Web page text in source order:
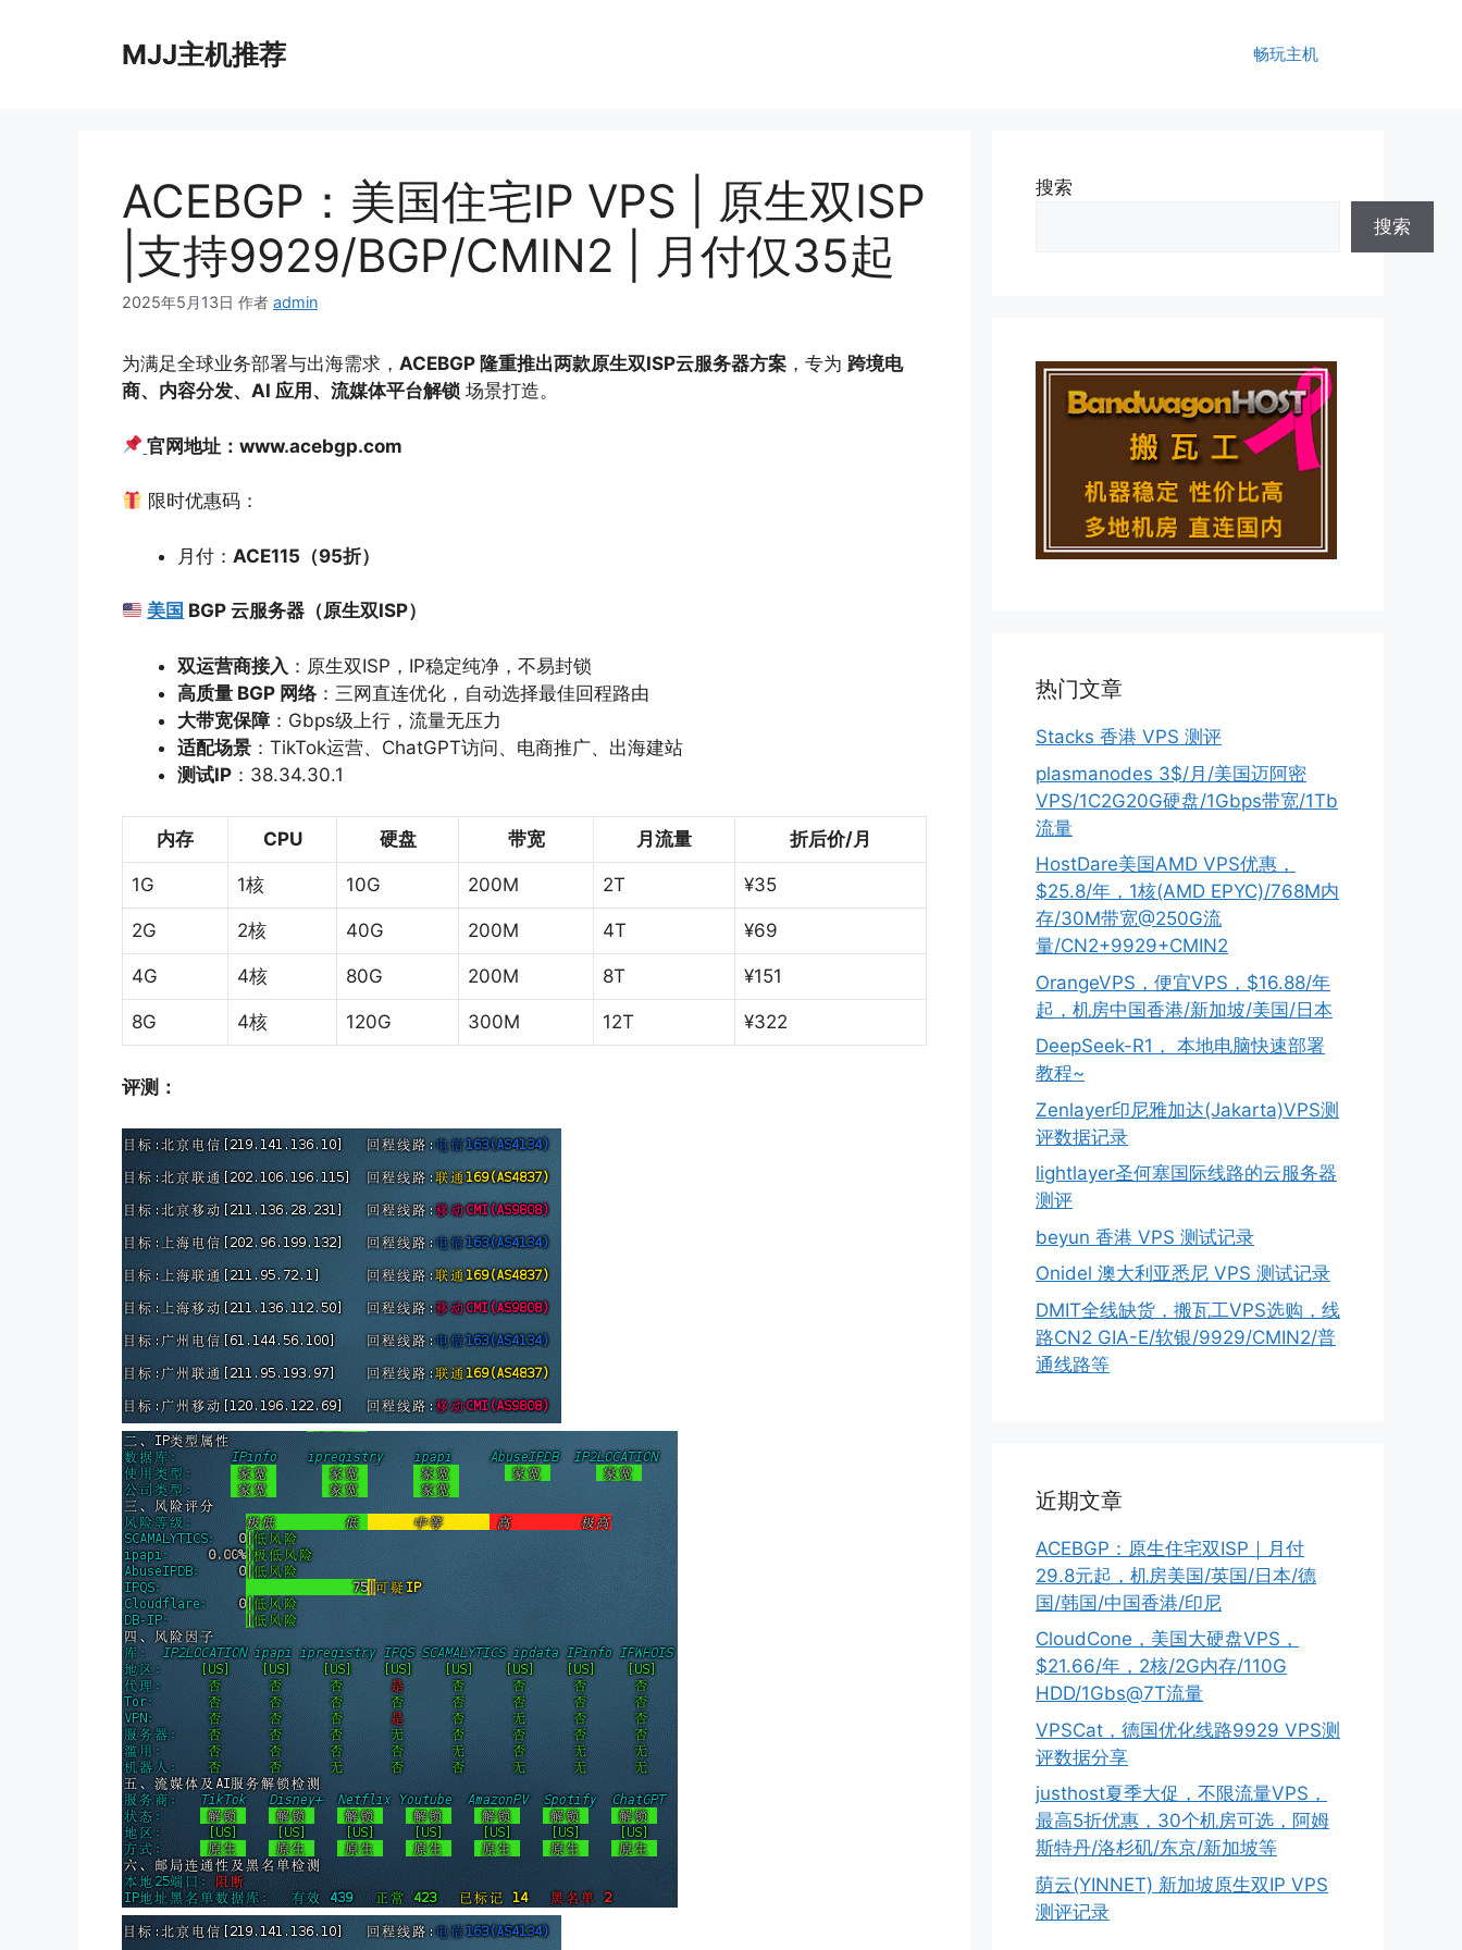
MJJ主机推荐 畅玩主机
ACEBGP：美国住宅IP VPS | 原生双ISP
|支持9929/BGP/CMIN2 | 月付仅35起
2025年5月13日 作者 admin
为满足全球业务部署与出海需求， ACEBGP 隆重推出两款原生双ISP云服务器方案 ，专为 跨境电
商、内容分发、AI 应用、流媒体平台解锁 场景打造。
官网地址：www.acebgp.com
限时优惠码：
月付： ACE115 （95折）
美国 BGP 云服务器（原生双ISP）
双运营商接入 ：原生双ISP，IP稳定纯净，不易封锁
高质量 BGP 网络：三网直连优化，自动选择最佳回程路由
大带宽保障：Gbps级上行，流量无压力
适配场景 ：TikTok运营、ChatGPT访问、电商推广、出海建站
测试IP ：38.34.30.1
内存 CPU 硬盘 带宽 月流量 折后价/月
1G 1核 10G 200M 2T ¥35
2G 2核 40G 200M 4T ¥69
4G 4核 80G 200M 8T ¥151
8G 4核 120G 300M 12T ¥322
评测：
搜索
搜索
热门文章
Stacks 香港 VPS 测评
plasmanodes 3$/月/美国迈阿密
VPS/1C2G20G硬盘/1Gbps带宽/1Tb
流量
HostDare美国AMD VPS优惠，
$25.8/年，1核(AMD EPYC)/768M内
存/30M带宽@250G流
量/CN2+9929+CMIN2
OrangeVPS，便宜VPS，$16.88/年
起，机房中国香港/新加坡/美国/日本
DeepSeek-R1， 本地电脑快速部署
教程~
Zenlayer印尼雅加达(Jakarta)VPS测
评数据记录
lightlayer圣何塞国际线路的云服务器
测评
beyun 香港 VPS 测试记录
Onidel 澳大利亚悉尼 VPS 测试记录
DMIT全线缺货，搬瓦工VPS选购，线
路CN2 GIA-E/软银/9929/CMIN2/普
通线路等
近期文章
ACEBGP：原生住宅双ISP｜月付
29.8元起，机房美国/英国/日本/德
国/韩国/中国香港/印尼
CloudCone，美国大硬盘VPS，
$21.66/年，2核/2G内存/110G
HDD/1Gbs@7T流量
VPSCat，德国优化线路9929 VPS测
评数据分享
justhost夏季大促，不限流量VPS，
最高5折优惠，30个机房可选，阿姆
斯特丹/洛杉矶/东京/新加坡等
荫云(YINNET) 新加坡原生双IP VPS
测评记录